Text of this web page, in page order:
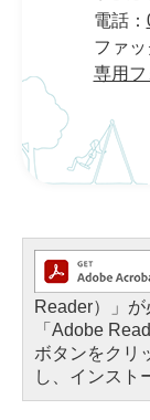
電話：
ファッ
専用
Reader）」
「Adobe
ボタンをクリ
し、インスト